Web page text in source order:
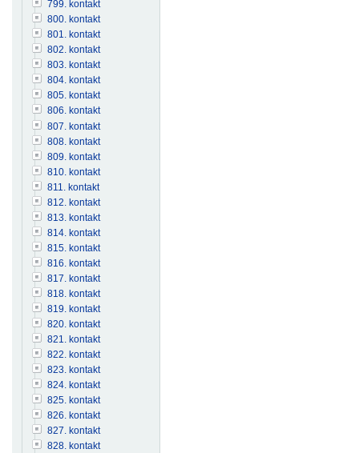
799. kontakt
800. kontakt
801. kontakt
802. kontakt
803. kontakt
804. kontakt
805. kontakt
806. kontakt
807. kontakt
808. kontakt
809. kontakt
810. kontakt
811. kontakt
812. kontakt
813. kontakt
814. kontakt
815. kontakt
816. kontakt
817. kontakt
818. kontakt
819. kontakt
820. kontakt
821. kontakt
822. kontakt
823. kontakt
824. kontakt
825. kontakt
826. kontakt
827. kontakt
828. kontakt